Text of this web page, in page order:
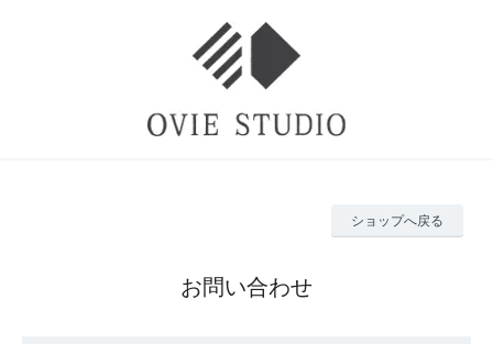
ショップへ戻る
お問い合わせ